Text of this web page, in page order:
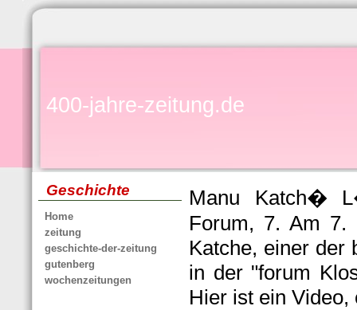
400-jahre-zeitung.de
Geschichte
Home
zeitung
geschichte-der-zeitung
gutenberg
wochenzeitungen
Manu Katch�
Forum, 7. Am 7.
Katche, einer der
in der "forum
Hier ist ein Video,